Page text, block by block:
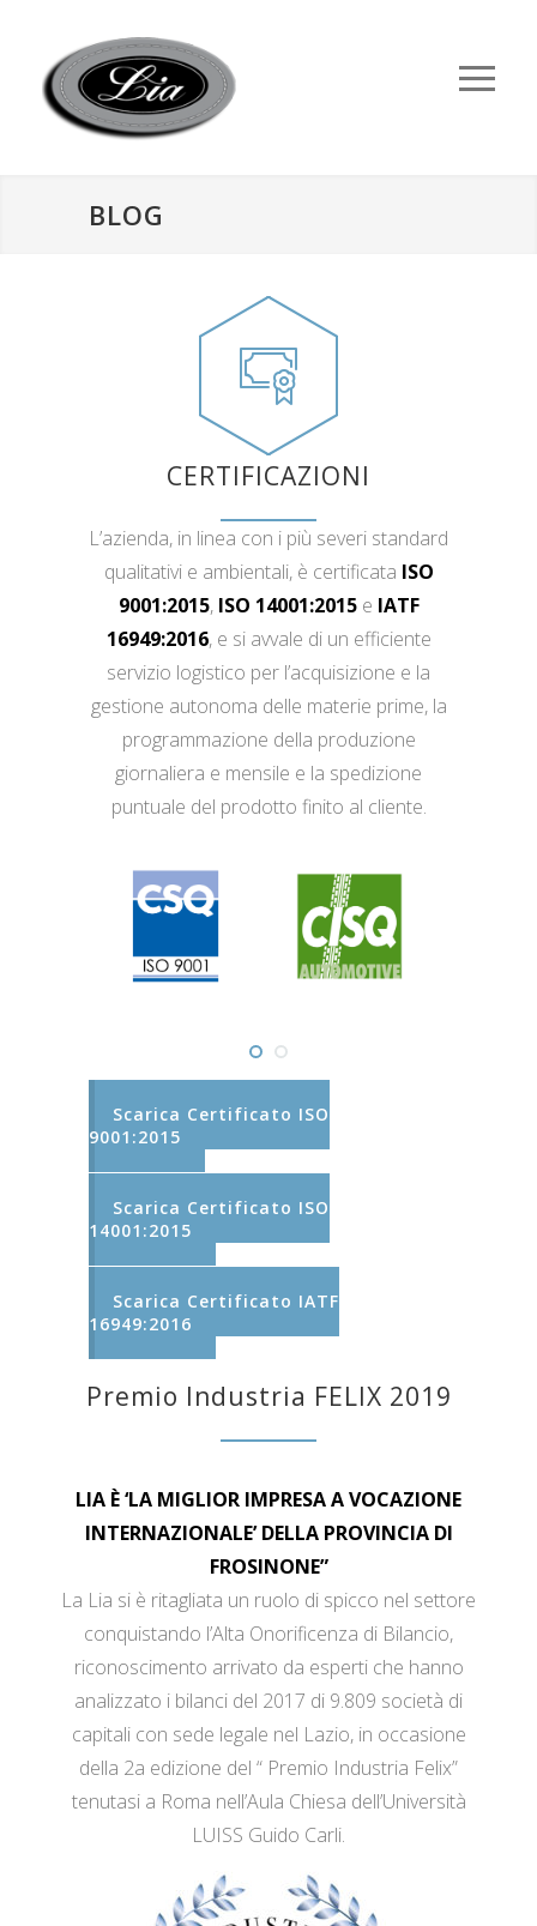
BLOG
CERTIFICAZIONI
L’azienda, in linea con i più severi standard
qualitativi e ambientali, è certificata ISO
9001:2015, ISO 14001:2015e IATF
16949:2016, e si avvale di un efficiente
servizio logistico per l’acquisizione e la
gestione autonoma delle materie prime, la
programmazione della produzione
giornaliera e mensile e la spedizione
puntuale del prodotto finito al cliente.
Scarica Certificato ISO
9001:2015
Scarica Certificato ISO
14001:2015
Scarica Certificato IATF
16949:2016
Premio Industria FELIX 2019
LIA È ‘LA MIGLIOR IMPRESA A VOCAZIONE
INTERNAZIONALE’ DELLA PROVINCIA DI
FROSINONE”
La Lia si è ritagliata un ruolo di spicco nel settore
conquistando l’Alta Onorificenza di Bilancio,
riconoscimento arrivato da esperti che hanno
analizzato i bilanci del 2017 di 9.809 società di
capitali con sede legale nel Lazio, in occasione
della 2a edizione del “ Premio Industria Felix”
tenutasi a Roma nell’Aula Chiesa dell’Università
LUISS Guido Carli.